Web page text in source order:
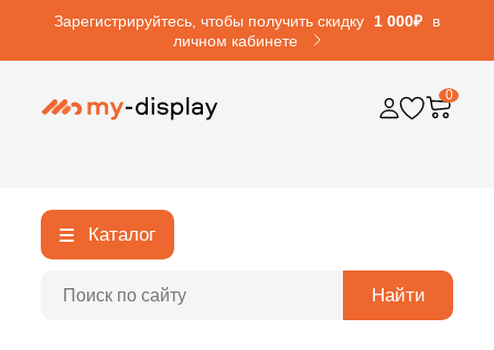
Зарегистрируйтесь, чтобы получить скидку 1 000₽
в
личном кабинете
0
Каталог
Найти